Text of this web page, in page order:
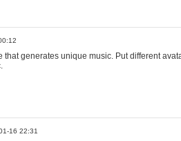
that generates unique music. Put different
16 22:31